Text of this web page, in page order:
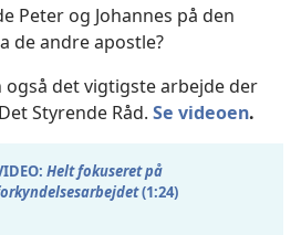
Peter og Johannes på den
de andre apostle?
det vigtigste arbejde der
Styrende Råd. Se videoen.
Helt fokuseret på
(1:24)